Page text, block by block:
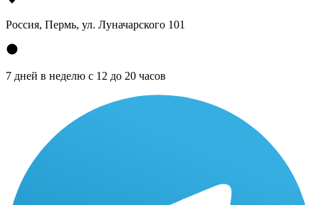
Россия, Пермь, ул. Луначарского 101
7 дней в неделю с 12 до 20 часов